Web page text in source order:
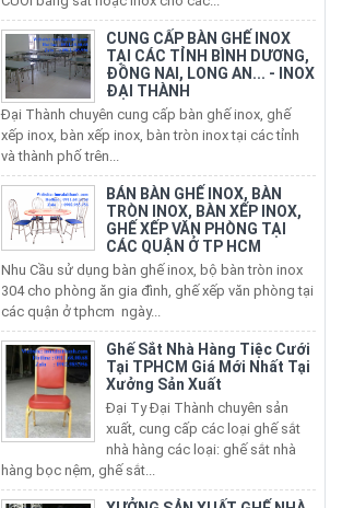
CUNG CẤP BÀN GHẾ INOX
TẠI CÁC TỈNH BÌNH DƯƠNG,
ĐỒNG NAI, LONG AN... - INOX
ĐẠI THÀNH
Đại Thành chuyên cung cấp bàn ghế inox, ghế
xếp inox, bàn xếp inox, bàn tròn inox tại các tỉnh
và thành phố trên...
BÁN BÀN GHẾ INOX, BÀN
TRÒN INOX, BÀN XẾP INOX,
GHẾ XẾP VĂN PHÒNG TẠI
CÁC QUẬN Ở TP HCM
Nhu Cầu sử dụng bàn ghế inox, bộ bàn tròn inox
304 cho phòng ăn gia đình, ghế xếp văn phòng tại
các quận ở tphcm ngày...
Ghế Sắt Nhà Hàng Tiệc Cưới
Tại TPHCM Giá Mới Nhất Tại
Xưởng Sản Xuất
Đại Ty Đại Thành chuyên sản
xuất, cung cấp các loại ghế sắt
nhà hàng các loại: ghế sắt nhà
hàng bọc nệm, ghế sắt...
XƯỞNG SẢN XUẤT GHẾ NHÀ
HÀNG GIÁ RẺ TẠI TPHCM